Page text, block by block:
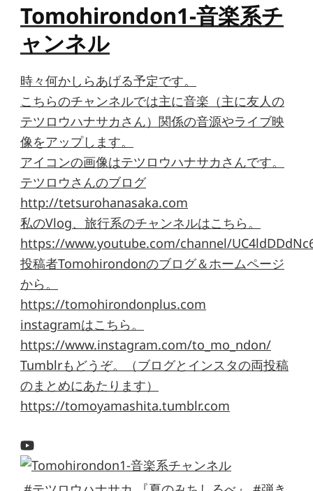
Tomohirondon1-音楽系チ
ャンネル
時々何かしらあげる予定です。
こちらのチャンネルでは主に音楽（主に友人の
テツロウハナサカさん）関係の音源やライブ映
像をアップします。
アイコンの画像はテツロウハナサカさんです。
テツロウさんのブログ
http://tetsurohanasaka.com
私のVlog、旅行系のチャンネルはこちら。
https://www.youtube.com/channel/
投稿者Tomohirondonのブログ＆ホームページ
から。
https://tomohirondonplus.com
instagramはこちら。
https://www.instagram.com/to_mo_ndon/
Tumblrもどうぞ。（ブログとインスタの両投稿
のまとめにあたります）
https://tomoyamashita.tumblr.com